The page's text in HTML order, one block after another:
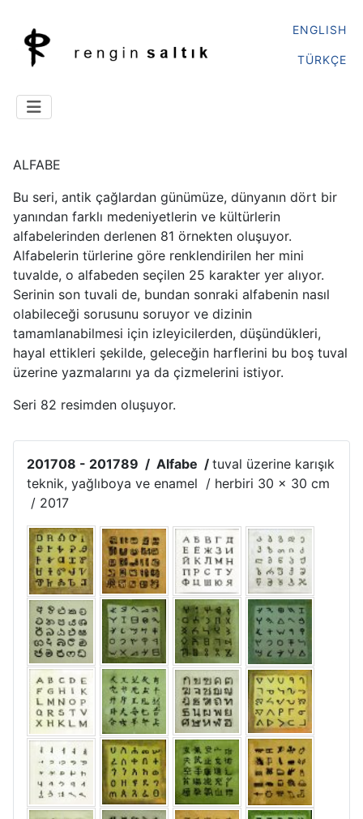
ENGLISH
TÜRKÇE
ALFABE
Bu seri, antik çağlardan günümüze, dünyanın dört bir
yanından farklı medeniyetlerin ve kültürlerin
alfabelerinden derlenen 81 örnekten oluşuyor.
Alfabelerin türlerine göre renklendirilen her mini
tuvalde, o alfabeden seçilen 25 karakter yer alıyor.
Serinin son tuvali de, bundan sonraki alfabenin nasıl
olabileceği sorusunu soruyor ve dizinin
tamamlanabilmesi için izleyicilerden, düşündükleri,
hayal ettikleri şekilde, geleceğin harflerini bu boş tuval
üzerine yazmalarını ya da çizmelerini istiyor.
Seri 82 resimden oluşuyor.
201708 - 201789 / Alfabe / tuval üzerine karışık
teknik, yağlıboya ve enamel / herbiri 30 x 30 cm
/ 2017